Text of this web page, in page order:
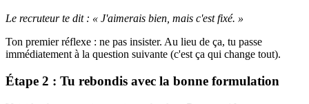
Le recruteur te dit : « J'aimerais bien, mais c'est fixé. »
Ton premier réflexe : ne pas insister. Au lieu de ça, tu passe
immédiatement à la question suivante (c'est ça qui change tout).
Étape 2 : Tu rebondis avec la bonne formulation